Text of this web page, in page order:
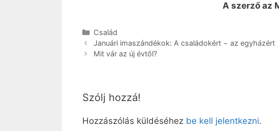
A szerző az
Kategória
Család
Januári imaszándékok: A családokért − az egyházért
Mit vár az új évtől?
Szólj hozzá!
Hozzászólás küldéséhez be kell jelentkezni.